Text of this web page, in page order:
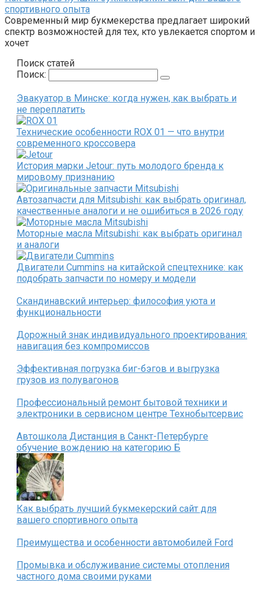
спортивного опыта
Современный мир букмекерства предлагает широкий
спектр возможностей для тех, кто увлекается спортом и
хочет
Поиск статей
Поиск:
Эвакуатор в Минске: когда нужен, как выбрать и
не переплатить
Технические особенности ROX 01 — что внутри
современного кроссовера
История марки Jetour: путь молодого бренда к
мировому признанию
Автозапчасти для Mitsubishi: как выбрать оригинал,
качественные аналоги и не ошибиться в 2026 году
Моторные масла Mitsubishi: как выбрать оригинал
и аналоги
Двигатели Cummins на китайской спецтехнике: как
подобрать запчасти по номеру и модели
Скандинавский интерьер: философия уюта и
функциональности
Дорожный знак индивидуального проектирования:
навигация без компромиссов
Эффективная погрузка биг-бэгов и выгрузка
грузов из полувагонов
Профессиональный ремонт бытовой техники и
электроники в сервисном центре Технобытсервис
Автошкола Дистанция в Санкт-Петербурге
обучение вождению на категорию Б
Как выбрать лучший букмекерский сайт для
вашего спортивного опыта
Преимущества и особенности автомобилей Ford
Промывка и обслуживание системы отопления
частного дома своими руками